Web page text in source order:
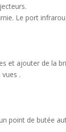
Le port
et ajouter de la
.
point de butée